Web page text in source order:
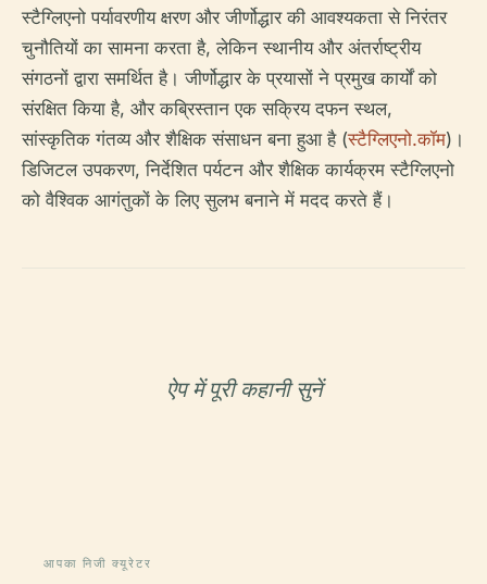
स्टैग्लिएनो पर्यावरणीय क्षरण और जीर्णोद्धार की आवश्यकता से निरंतर
चुनौतियों का सामना करता है, लेकिन स्थानीय और अंतर्राष्ट्रीय
संगठनों द्वारा समर्थित है। जीर्णोद्धार के प्रयासों ने प्रमुख कार्यों को
संरक्षित किया है, और कब्रिस्तान एक सक्रिय दफन स्थल,
सांस्कृतिक गंतव्य और शैक्षिक संसाधन बना हुआ है (स्टैग्लिएनो.कॉम)।
डिजिटल उपकरण, निर्देशित पर्यटन और शैक्षिक कार्यक्रम स्टैग्लिएनो
को वैश्विक आगंतुकों के लिए सुलभ बनाने में मदद करते हैं।
ऐप में पूरी कहानी सुनें
आपका निजी क्यूरेटर